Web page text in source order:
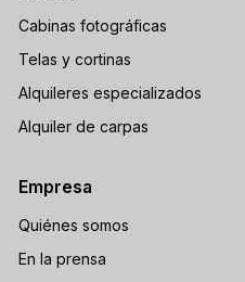
Cabinas fotográficas
Telas y cortinas
Alquileres especializados
Alquiler de carpas
Empresa
Quiénes somos
En la prensa